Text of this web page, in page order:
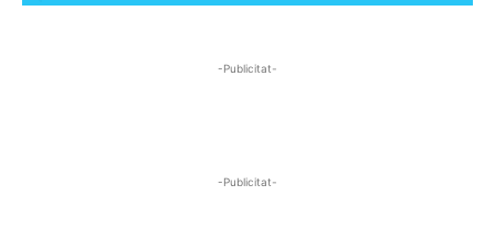
-Publicitat-
-Publicitat-